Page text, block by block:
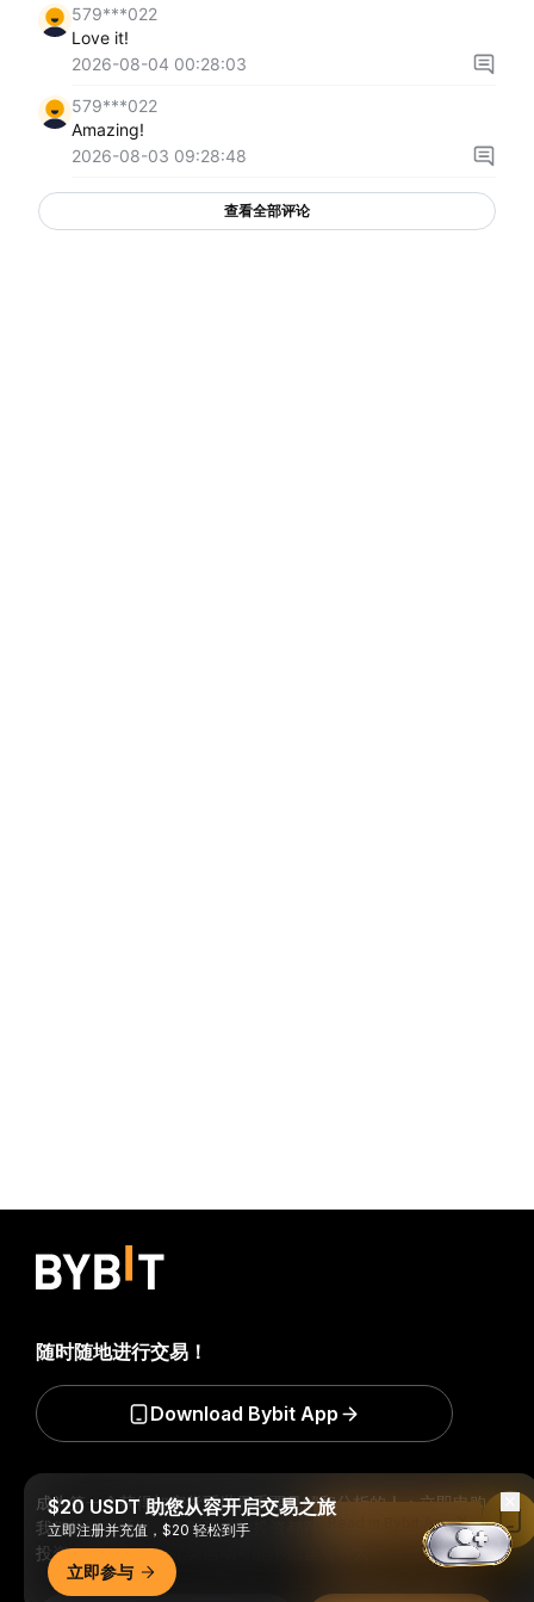
579***022
Love it!
2026-08-04 00:28:03
579***022
Amazing!
2026-08-03 09:28:48
查看全部评论
成为第一个获得加密货币世界重要见解和分析的人：立即申购
我们的时事通讯。全部形式的投资都存在风险，包括损失所有
投资金额的风险。此类活动可能不适合所有人。
随时随地进行交易！
Download Bybit App
$20 USDT 助您从容开启交易之旅
立即注册并充值，$20 轻松到手
立即参与
Read in Bybit App